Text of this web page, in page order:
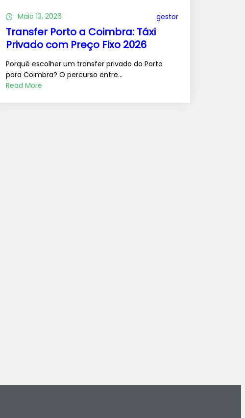
Maio 13, 2026 gestor
Transfer Porto a Coimbra: Táxi
Privado com Preço Fixo 2026
Porquê escolher um transfer privado do Porto
para Coimbra? O percurso entre…
Read More